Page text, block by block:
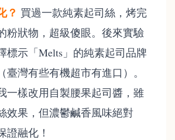
？ 買過一款純素起司絲，烤完
粉狀物，超級傻眼。後來實驗
標示「Melts」的純素起司品牌
臺灣有些有機超市有進口）。
一樣改用自製腰果起司醬，雖
效果，但濃鬱鹹香風味絕對
證融化！